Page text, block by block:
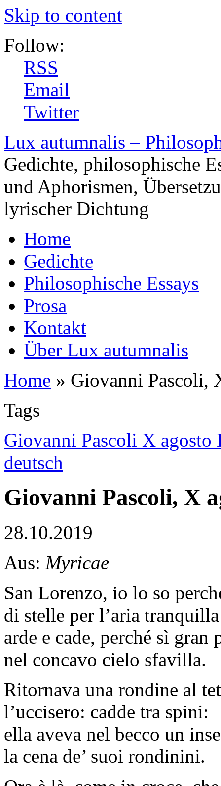
Skip to content
Follow:
RSS
Email
Twitter
Lux autumnalis –
Gedichte, philosophische
und Aphorismen,
lyrischer Dichtung
Home
Gedichte
Philosophische Essays
Prosa
Kontakt
Über Lux autumnalis
Home » Giovanni Pascoli,
Tags
Giovanni Pascoli X agosto
deutsch
Giovanni Pascoli, X
28.10.2019
Aus: Myricae
San Lorenzo, io lo so
di stelle per l’aria tranquilla
arde e cade, perché sì gran
nel concavo cielo sfavilla.
Ritornava una rondine al
l’uccisero: cadde tra spini:
ella aveva nel becco un
la cena de’ suoi rondinini.